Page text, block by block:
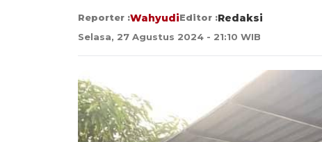
Reporter :WahyudiEditor :Redaksi
Selasa, 27 Agustus 2024 - 21:10 WIB